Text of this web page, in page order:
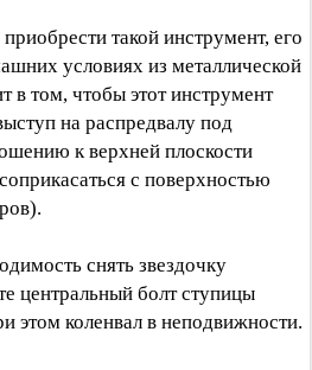
такой инструмент, его
условиях из металлической
в том, чтобы этот инструмент
на распредвалу под
к верхней плоскости
с поверхностью
снять звездочку
центральный болт ступицы
этом коленвал в неподвижности.